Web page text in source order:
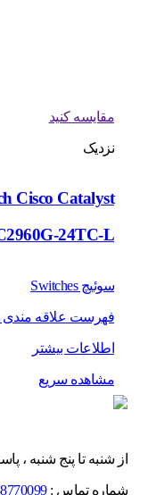
مقایسه کنید
نزدیک
Cisco Catalyst
24TC-L
سوئیچ Switches
فهرست علاقه مندی
اطلاعات بیشتر
مشاهده سریع
از شنبه تا پنج شنبه ،
شماره تماس :